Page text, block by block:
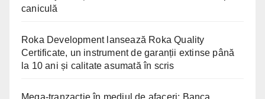
caniculă
Roka Development lansează Roka Quality
Certificate, un instrument de garanții extinse până
la 10 ani și calitate asumată în scris
Mega-tranzacție în mediul de afaceri: Banca